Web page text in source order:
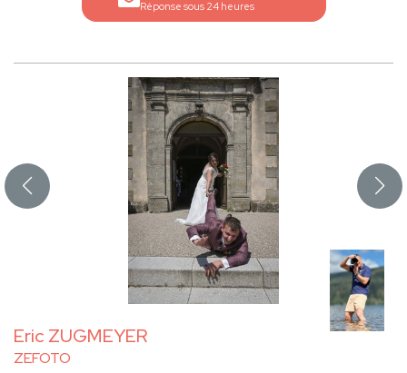
Réponse sous 24 heures
Eric ZUGMEYER
ZEFOTO